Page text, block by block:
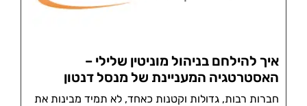
איך להילחם בניהול מוניטין שלילי –
האסטרטגיה המעניינת של מנסל דנטון
חברות רבות, גדולות וקטנות כאחד, לא תמיד מבינות את